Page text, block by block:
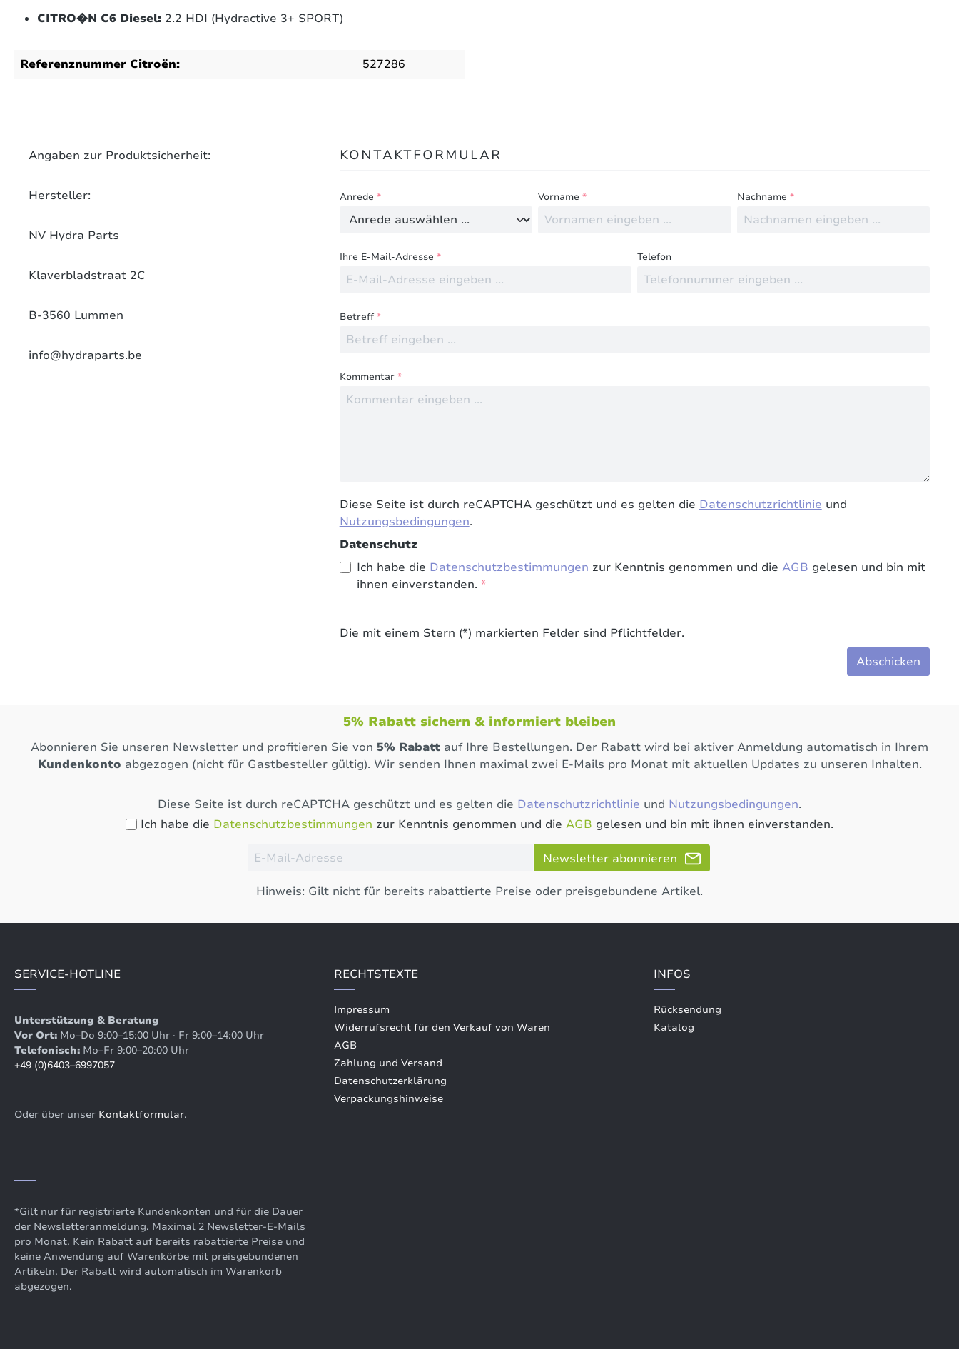
CITRO�N C6 Diesel: 2.2 HDI (Hydractive 3+ SPORT)
Referenznummer Citroën: 527286
Keine Bewertungen gefunden. Teilen Sie Ihre Erfahrungen mit anderen.
Angaben zur Produktsicherheit:
Hersteller:
NV Hydra Parts
Klaverbladstraat 2C
B-3560 Lummen
info@hydraparts.be
KONTAKTFORMULAR
Anrede * Vorname* Nachname *
Ihre E-Mail-Adresse * Telefon
Betreff*
Kommentar *
Diese Seite ist durch reCAPTCHA geschützt und es gelten die Datenschutzrichtlinie und
Nutzungsbedingungen.
Datenschutz
Ich habe die Datenschutzbestimmungen zur Kenntnis genommen und die AGB gelesen und bin mit
ihnen einverstanden. *
Die mit einem Stern (*) markierten Felder sind Pflichtfelder.
Abschicken
5% Rabatt sichern & informiert bleiben
Abonnieren Sie unseren Newsletter und profitieren Sie von 5% Rabatt auf Ihre Bestellungen. Der Rabatt wird bei aktiver Anmeldung automatisch in Ihrem
Kundenkonto abgezogen (nicht für Gastbesteller gültig). Wir senden Ihnen maximal zwei E-Mails pro Monat mit aktuellen Updates zu unseren Inhalten.
Diese Seite ist durch reCAPTCHA geschützt und es gelten die Datenschutzrichtlinie und Nutzungsbedingungen.
Ich habe die Datenschutzbestimmungen zur Kenntnis genommen und die AGB gelesen und bin mit ihnen einverstanden.
Newsletter abonnieren
Hinweis: Gilt nicht für bereits rabattierte Preise oder preisgebundene Artikel.
SERVICE-HOTLINE
Unterstützung & Beratung
Vor Ort: Mo–Do 9:00–15:00 Uhr · Fr 9:00–14:00 Uhr
Telefonisch: Mo–Fr 9:00–20:00 Uhr
+49 (0)6403–6997057
Oder über unser Kontaktformular.
RECHTSTEXTE
Impressum
Widerrufsrecht für den Verkauf von Waren
AGB
Zahlung und Versand
Datenschutzerklärung
Verpackungshinweise
INFOS
Rücksendung
Katalog
*Gilt nur für registrierte Kundenkonten und für die Dauer
der Newsletteranmeldung. Maximal 2 Newsletter-E-Mails
pro Monat. Kein Rabatt auf bereits rabattierte Preise und
keine Anwendung auf Warenkörbe mit preisgebundenen
Artikeln. Der Rabatt wird automatisch im Warenkorb
abgezogen.